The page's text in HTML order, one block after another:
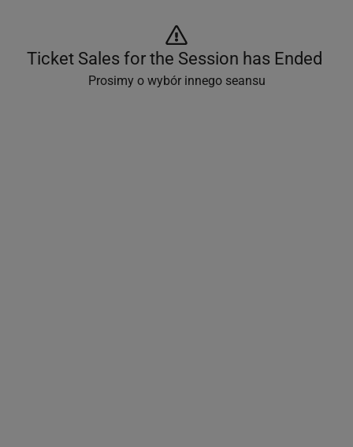
Ticket Sales for the Session has Ended
Prosimy o wybór innego seansu